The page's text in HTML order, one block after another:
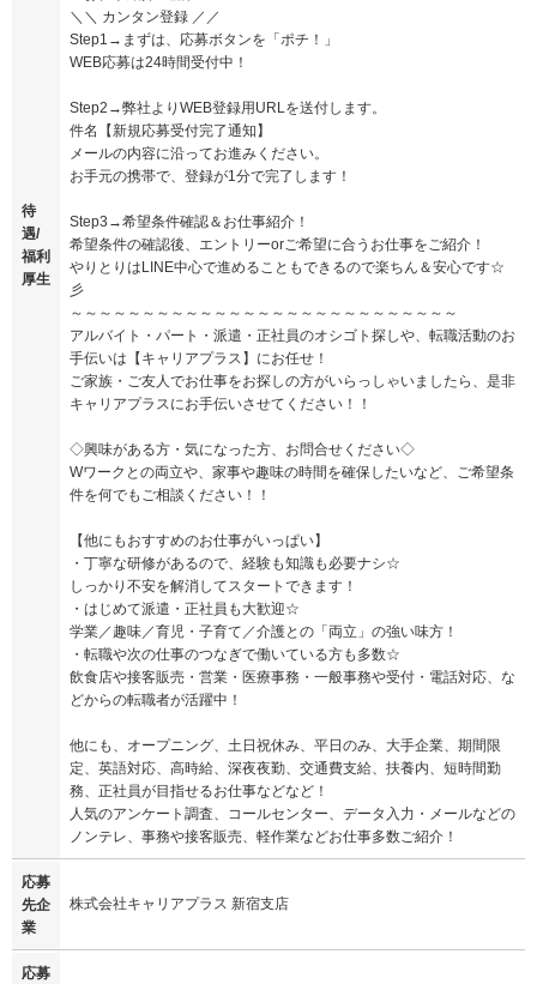
待
遇/
福利
厚生
＼＼ カンタン登録 ／／
Step1→まずは、応募ボタンを「ポチ！」
WEB応募は24時間受付中！
Step2→弊社よりWEB登録用URLを送付します。
件名【新規応募受付完了通知】
メールの内容に沿ってお進みください。
お手元の携帯で、登録が1分で完了します！
Step3→希望条件確認＆お仕事紹介！
希望条件の確認後、エントリーorご希望に合うお仕事をご紹介！
やりとりはLINE中心で進めることもできるので楽ちん＆安心です☆
彡
～～～～～～～～～～～～～～～～～～～～～～～～～～～
アルバイト・パート・派遣・正社員のオシゴト探しや、転職活動のお
手伝いは【キャリアプラス】にお任せ！
ご家族・ご友人でお仕事をお探しの方がいらっしゃいましたら、是非
キャリアプラスにお手伝いさせてください！！
◇興味がある方・気になった方、お問合せください◇
Wワークとの両立や、家事や趣味の時間を確保したいなど、ご希望条
件を何でもご相談ください！！
【他にもおすすめのお仕事がいっぱい】
・丁寧な研修があるので、経験も知識も必要ナシ☆
しっかり不安を解消してスタートできます！
・はじめて派遣・正社員も大歓迎☆
学業／趣味／育児・子育て／介護との「両立」の強い味方！
・転職や次の仕事のつなぎで働いている方も多数☆
飲食店や接客販売・営業・医療事務・一般事務や受付・電話対応、な
どからの転職者が活躍中！
他にも、オープニング、土日祝休み、平日のみ、大手企業、期間限
定、英語対応、高時給、深夜夜勤、交通費支給、扶養内、短時間勤
務、正社員が目指せるお仕事などなど！
人気のアンケート調査、コールセンター、データ入力・メールなどの
ノンテレ、事務や接客販売、軽作業などお仕事多数ご紹介！
応募
先企
業
株式会社キャリアプラス 新宿支店
応募